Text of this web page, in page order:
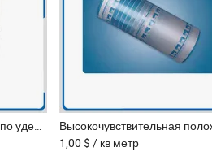
Машина для сортировки по удельному весу в промышленности для обработки легких примесей
1,00 $ / кв метр